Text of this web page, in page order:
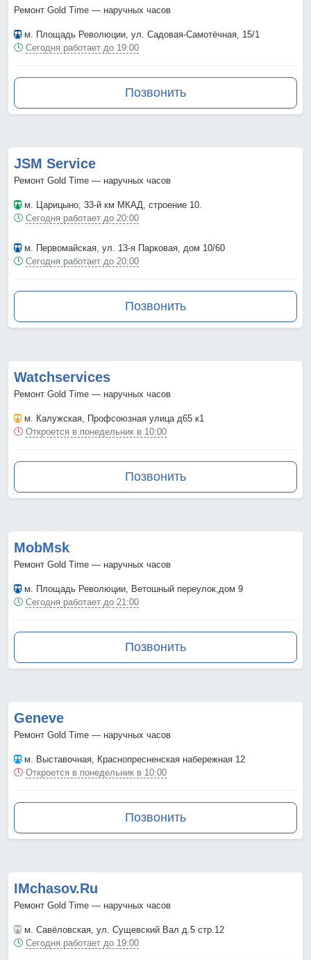
Ремонт Gold Time — наручных часов
м. Площадь Революции, ул. Садовая-Самотёчная, 15/1
Сегодня работает до 19:00
Позвонить
JSM Service
Ремонт Gold Time — наручных часов
м. Царицыно, 33-й км МКАД, строение 10.
Сегодня работает до 20:00
м. Первомайская, ул. 13-я Парковая, дом 10/60
Сегодня работает до 20:00
Позвонить
Watchservices
Ремонт Gold Time — наручных часов
м. Калужская, Профсоюзная улица д65 к1
Откроется в понедельник в 10:00
Позвонить
MobMsk
Ремонт Gold Time — наручных часов
м. Площадь Революции, Ветошный переулок,дом 9
Сегодня работает до 21:00
Позвонить
Geneve
Ремонт Gold Time — наручных часов
м. Выставочная, Краснопресненская набережная 12
Откроется в понедельник в 10:00
Позвонить
IMchasov.Ru
Ремонт Gold Time — наручных часов
м. Савёловская, ул. Сущевский Вал д.5 стр.12
Сегодня работает до 19:00